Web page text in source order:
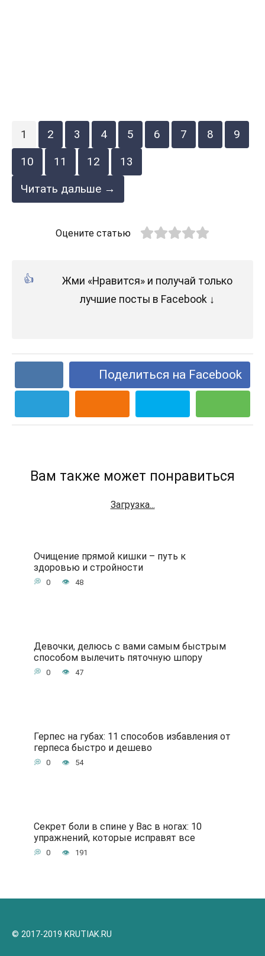
1 2 3 4 5 6 7 8
9
10
11 12
13
Читать дальше →
Оцените статью
Жми «Нравится» и получай только
лучшие посты в Facebook ↓
Поделиться на Facebook
Вам также может понравиться
Загрузка...
Очищение прямой кишки – путь к
здоровью и стройности
0 48
Девочки, делюсь с вами самым быстрым
способом вылечить пяточную шпору
0 47
Герпес на губах: 11 способов избавления от
герпеса быстро и дешево
0 54
Секрет боли в спине у Вас в ногах: 10
упражнений, которые исправят все
0 191
© 2017-2019 KRUTIAK.RU